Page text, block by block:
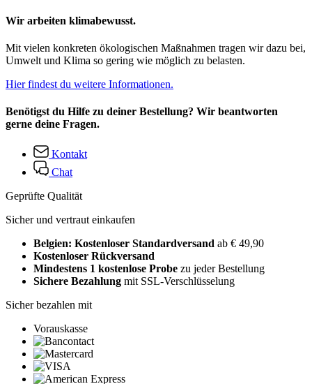
Wir arbeiten klimabewusst.
Mit vielen konkreten ökologischen Maßnahmen tragen wir dazu bei,
Umwelt und Klima so gering wie möglich zu belasten.
Hier findest du weitere Informationen.
Benötigst du Hilfe zu deiner Bestellung? Wir beantworten
gerne deine Fragen.
Kontakt
Chat
Geprüfte Qualität
Sicher und vertraut einkaufen
Belgien: Kostenloser Standardversand ab € 49,90
Kostenloser Rückversand
Mindestens 1 kostenlose Probe zu jeder Bestellung
Sichere Bezahlung mit SSL-Verschlüsselung
Sicher bezahlen mit
Vorauskasse